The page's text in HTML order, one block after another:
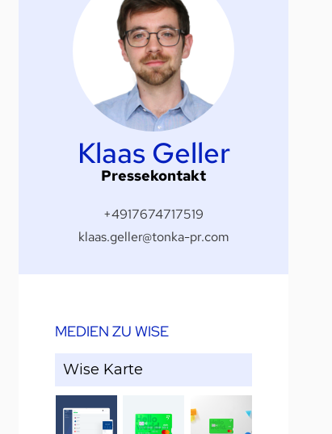
Klaas Geller
Pressekontakt
+4917674717519
klaas.geller@tonka-pr.com
MEDIEN ZU WISE
Wise Karte